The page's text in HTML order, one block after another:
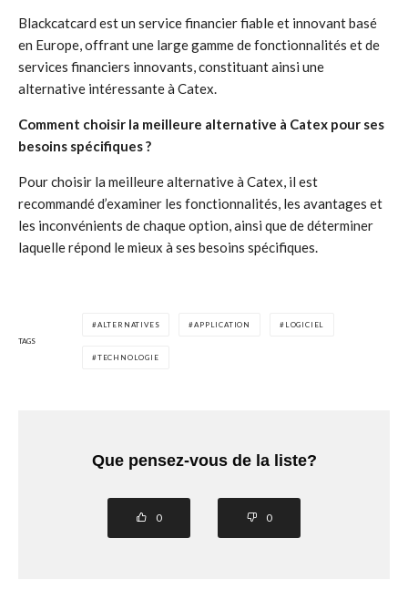
Blackcatcard est un service financier fiable et innovant basé
en Europe, offrant une large gamme de fonctionnalités et de
services financiers innovants, constituant ainsi une
alternative intéressante à Catex.
Comment choisir la meilleure alternative à Catex pour ses
besoins spécifiques ?
Pour choisir la meilleure alternative à Catex, il est
recommandé d’examiner les fonctionnalités, les avantages et
les inconvénients de chaque option, ainsi que de déterminer
laquelle répond le mieux à ses besoins spécifiques.
TAGS
ALTERNATIVES APPLICATION LOGICIEL
TECHNOLOGIE
Que pensez-vous de la liste?
0 0